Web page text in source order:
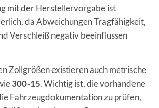
mit der Herstellervorgabe ist
da Abweichungen Tragfähigkeit,
Verschleiß negativ beeinflussen
Zollgrößen existieren auch metrische
300-15. Wichtig ist, die vorhandene
Fahrzeugdokumentation zu prüfen,